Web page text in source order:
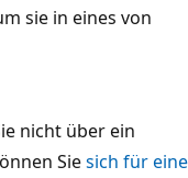
sie in eines von
nicht über ein
Siesich für eine